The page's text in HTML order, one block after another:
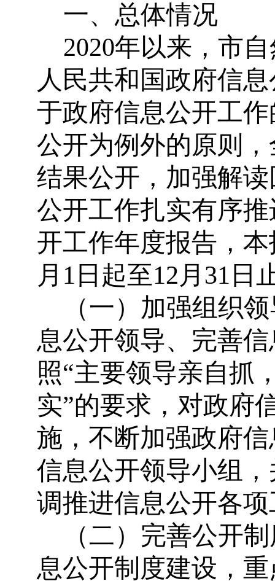
一、总体情况
2020年以来，市
人民共和国政府信
于政府信息公开工
公开为例外的原则
结果公开，加强解
公开工作扎实有序
开工作年度报告，
月1日起至12月31日
（一）加强组织
息公开领导、完善
照“主要领导亲自抓
实”的要求，对政府
施，不断加强政府
信息公开领导小组
调推进信息公开各
（二）完善公开
息公开制度建设，